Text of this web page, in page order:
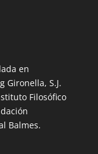
en
Gironella, S.J.
Filosófico
Balmes.